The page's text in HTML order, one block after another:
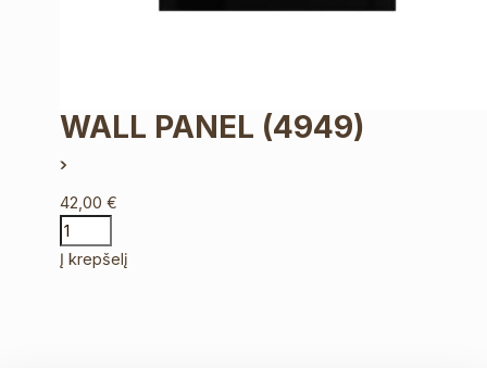
WALL PANEL (4949)
42,00€
Į krepšelį